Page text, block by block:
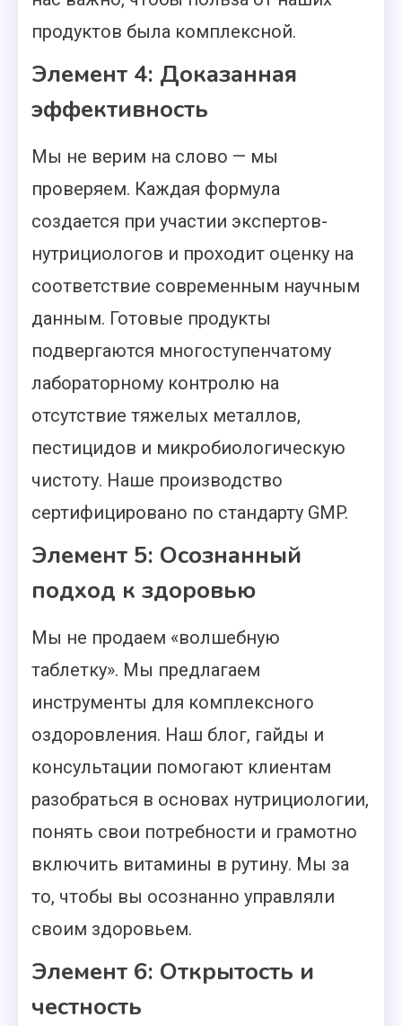
продуктов была комплексной.
Элемент 4: Доказанная
эффективность
Мы не верим на слово — мы
проверяем. Каждая формула
создается при участии экспертов-
нутрициологов и проходит оценку на
соответствие современным научным
данным. Готовые продукты
подвергаются многоступенчатому
лабораторному контролю на
отсутствие тяжелых металлов,
пестицидов и микробиологическую
чистоту. Наше производство
сертифицировано по стандарту GMP.
Элемент 5: Осознанный
подход к здоровью
Мы не продаем «волшебную
таблетку». Мы предлагаем
инструменты для комплексного
оздоровления. Наш блог, гайды и
консультации помогают клиентам
разобраться в основах нутрициологии,
понять свои потребности и грамотно
включить витамины в рутину. Мы за
то, чтобы вы осознанно управляли
своим здоровьем.
Элемент 6: Открытость и
честность